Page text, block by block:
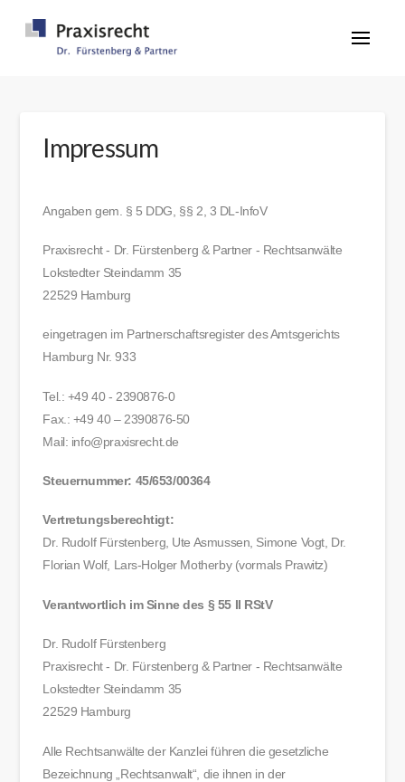
Impressum
Angaben gem. § 5 DDG , §§ 2, 3 DL-InfoV
Praxisrecht - Dr. Fürstenberg & Partner - Rechtsanwälte
Lokstedter Steindamm 35
22529 Hamburg
eingetragen im Partnerschaftsregister des Amtsgerichts
Hamburg Nr. 933
Tel.: +49 40 - 2390876-0
Fax.: +49 40 – 2390876-50
Mail: info@praxisrecht.de
Steuernummer: 45/653/00364
Vertretungsberechtigt:
Dr. Rudolf Fürstenberg, Ute Asmussen, Simone Vogt, Dr.
Florian Wolf, Lars-Holger Motherby (vormals Prawitz)
Verantwortlich im Sinne des § 55 II RStV
Dr. Rudolf Fürstenberg
Praxisrecht - Dr. Fürstenberg & Partner - Rechtsanwälte
Lokstedter Steindamm 35
22529 Hamburg
Alle Rechtsanwälte der Kanzlei führen die gesetzliche
Bezeichnung „Rechtsanwalt“, die ihnen in der